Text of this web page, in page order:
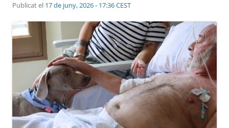
Publicat el 17 de juny, 2026 - 17:36 CEST